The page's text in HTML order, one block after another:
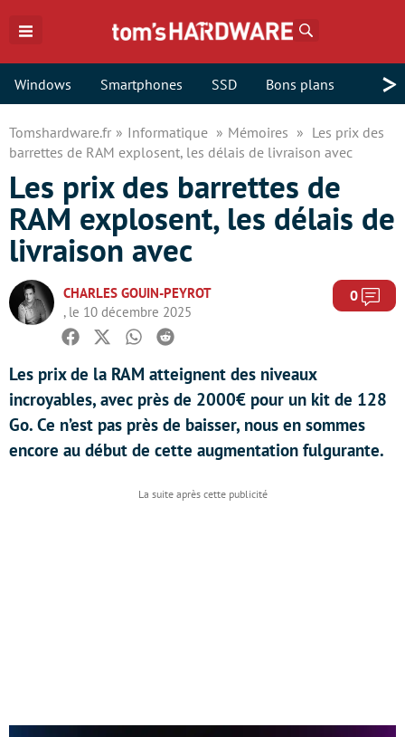
Windows Smartphones SSD Bons plans >
Tomshardware.fr Informatique Mémoires
Les prix des
barrettes de RAM explosent, les délais de livraison avec
Les prix des barrettes de
RAM explosent, les délais de
livraison avec
CHARLES GOUIN-PEYROT
, le 10 décembre 2025
0
Facebook
TwitterWhatsapp
Reddit
Les prix de la RAM atteignent des niveaux
incroyables, avec près de 2000€ pour un kit de 128
Go. Ce n’est pas près de baisser, nous en sommes
encore au début de cette augmentation fulgurante.